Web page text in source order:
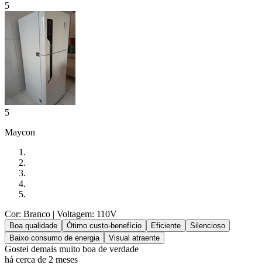
5
5
Maycon
Cor: Branco | Voltagem: 110V
Boa qualidade Ótimo custo-benefício Eficiente
Silencioso
Baixo consumo de energia
Visual atraente
Gostei demais muito boa de verdade
há cerca de 2 meses